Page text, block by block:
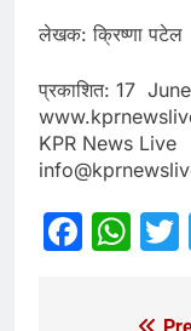
लेखक: क्रिष्णा पटेल
प्रकाशित: 17
KPR News Live